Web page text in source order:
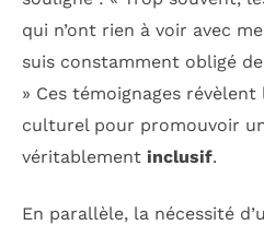
qui n’ont rien à voir avec
suis constamment obligé
» Ces témoignages
culturel pour promouvoir
véritablement inclusif.
En parallèle, la nécessité